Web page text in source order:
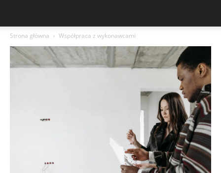
Strona główna Współpraca z wykonawcami